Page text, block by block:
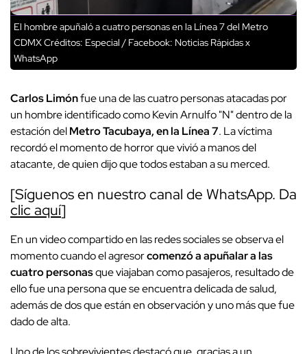
El hombre apuñaló a cuatro personas en la Línea 7 del Metro
CDMXCréditos: Especial / Facebook: Noticias Rápidas x
WhatsApp
Carlos Limónfue una de las cuatro personas atacadas por
un hombre identificado como Kevin Arnulfo "N" dentro de la
estación delMetro Tacubaya, en la Línea 7. La víctima
recordó el momento de horror que vivió a manos del
atacante, de quien dijo que todos estaban a su merced.
[Síguenos en nuestro canal de WhatsApp. Da
clic aquí]
En un video compartido en las redes sociales se observa el
momento cuando el agresorcomenzó a apuñalar a las
cuatro personasque viajaban como pasajeros, resultado de
ello fue una persona que se encuentra delicada de salud,
además de dos que están en observación y uno más que fue
dado de alta.